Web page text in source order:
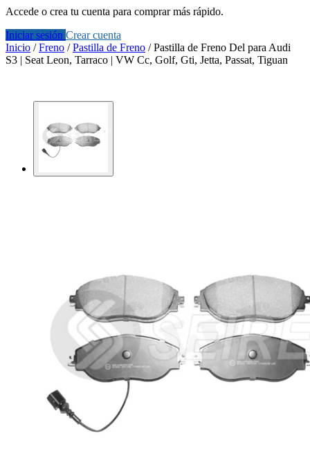
Accede o crea tu cuenta para comprar más rápido.
Iniciar sesión Crear cuenta
Inicio /Freno /Pastilla de Freno /Pastilla de Freno Del para Audi
S3 | Seat Leon, Tarraco | VW Cc, Golf, Gti, Jetta, Passat, Tiguan